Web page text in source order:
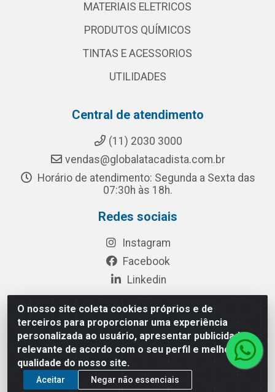
O nosso site coleta cookies próprios e de
terceiros para proporcionar uma experiência
personalizada ao usuário, apresentar publicidade
relevante de acordo com o seu perfil e melhorar a
qualidade do nosso site.
Aceitar Negar não essenciais
MATERIAIS ELETRICOS
PRODUTOS QUÍMICOS
TINTAS E ACESSORIOS
UTILIDADES
Central de atendimento
(11) 2030 3000
vendas@globalatacadista.com.br
Horário de atendimento: Segunda a Sexta das
07:30h às 18h.
Redes sociais
Instagram
Facebook
Linkedin
Rua Chipuê, 117 - S. Miguel Paulista São Paulo/SP - CEP
08010-260- CNPJ: 03.010.739/0001-72